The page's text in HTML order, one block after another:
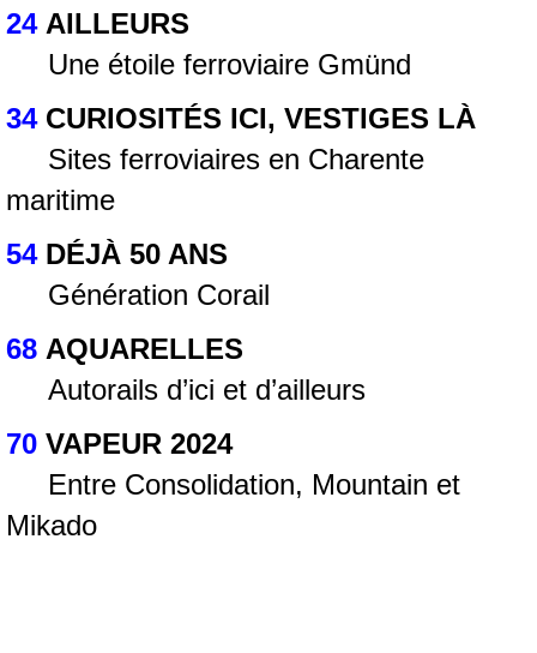
24 AILLEURS
Une étoile ferroviaire Gmünd
34 CURIOSITÉS ICI, VESTIGES LÀ
Sites ferroviaires en Charente
maritime
54 DÉJÀ 50 ANS
Génération Corail
68 AQUARELLES
Autorails d’ici et d’ailleurs
70 VAPEUR 2024
Entre Consolidation, Mountain et
Mikado